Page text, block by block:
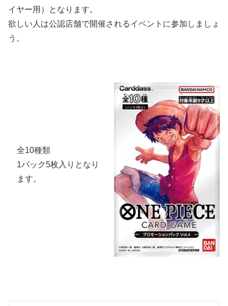
イヤー用）となります。
欲しい人は公認店舗で開催されるイベントに参加しましょ
う。
全10種類
1パック5枚入りとなり
ます。